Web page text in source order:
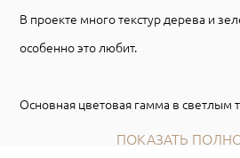
В проекте много текстур дерева и
особенно это любит.
Основная цветовая гамма в светлым
акцентами. Была задача сделать
ПОКАЗАТЬ